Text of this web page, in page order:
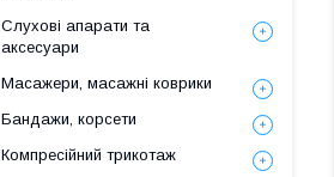
Слухові апарати та
аксесуари
Масажери, масажні коврики
Бандажи, корсети
Компресійний трикотаж